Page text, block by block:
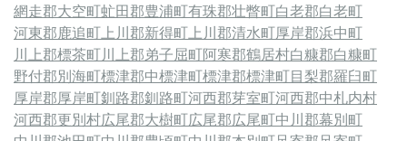
網走郡大空町虻田郡豊浦町有珠郡壮瞥町白老郡白老町
河東郡鹿追町 上川郡新得町 上川郡清水町厚岸郡浜中町
川上郡標茶町川上郡弟子屈町阿寒郡鶴居村白糠郡白糠町
野付郡別海町標津郡中標津町標津郡標津町目梨郡羅臼町
厚岸郡厚岸町釧路郡釧路町河西郡芽室町河西郡中札内村
河西郡更別村広尾郡大樹町広尾郡広尾町中川郡幕別町